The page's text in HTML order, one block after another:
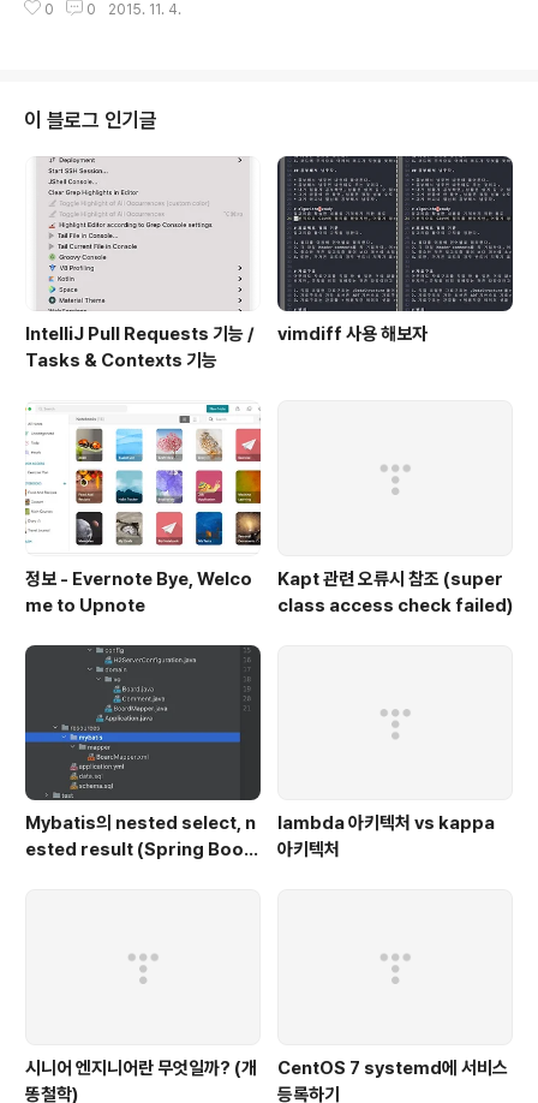
을 이용한 것인데. 아직 멀었구나 싶더라.. 무단 수정 및 배포는 금지합니다. 모
영중입니다.
0 0 2015. 11. 4.
이 블로그 인기글
IntelliJ Pull Requests 기능 /
Tasks & Contexts 기능
vimdiff 사용 해보자
정보 - Evernote Bye, Welco
me to Upnote
Kapt 관련 오류시 참조 (super
class access check failed)
Mybatis의 nested select, n
ested result (Spring Boot,
lambda 아키텍처 vs kappa
아키텍처
시니어 엔지니어란 무엇일까? (개
똥철학)
CentOS 7 systemd에 서비스
등록하기